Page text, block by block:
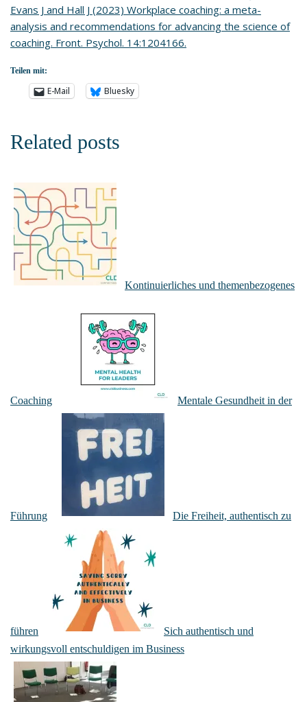
Evans J and Hall J (2023) Workplace coaching: a meta-
analysis and recommendations for advancing the science of
coaching. Front. Psychol. 14:1204166.
Teilen mit:
E-Mail Bluesky
Related posts
Kontinuierliches und themenbezogenes
Coaching Mentale Gesundheit in der
Führung Die Freiheit, authentisch zu
führen
Sich authentisch und
wirkungsvoll entschuldigen im Business